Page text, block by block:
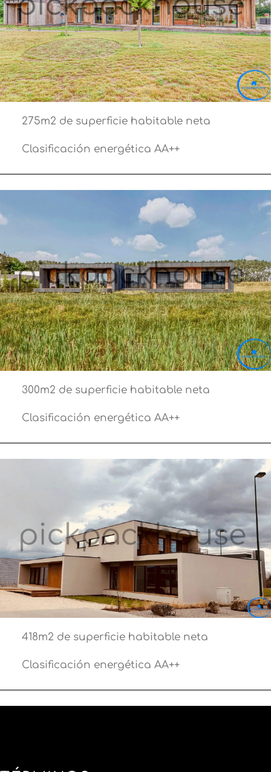
275m2 de superficie habitable neta
Clasificación energética AA++
300m2 de superficie habitable neta
Clasificación energética AA++
418m2 de superficie habitable neta
Clasificación energética AA++